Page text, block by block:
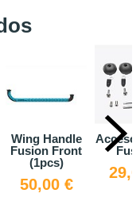
Wing Handle
Fusion Front
(1pcs)
50,00 €